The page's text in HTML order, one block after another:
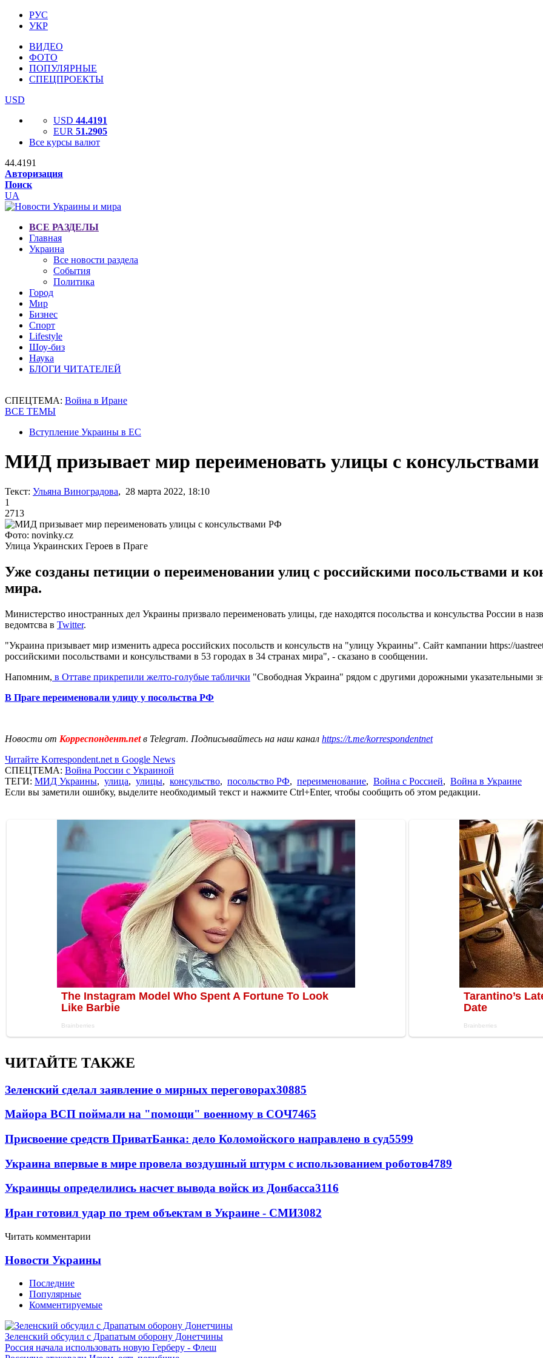
РУС
УКР
ВИДЕО
ФОТО
ПОПУЛЯРНЫЕ
СПЕЦПРОЕКТЫ
USD
USD 44.4191
EUR 51.2905
Все курсы валют
44.4191
Авторизация
Поиск
UA
ВСЕ РАЗДЕЛЫ
Главная
Украина
Все новости раздела
События
Политика
Город
Мир
Бизнес
Спорт
Lifestyle
Шоу-биз
Наука
БЛОГИ ЧИТАТЕЛЕЙ
СПЕЦТЕМА: Война в Иране
ВСЕ ТЕМЫ
Вступление Украины в ЕС
МИД призывает мир переименовать улицы с
Текст: Ульяна Виноградова, 28 марта 2022, 18:10
1
2713
Фото: novinky.cz
Улица Украинских Героев в Праге
Уже созданы петиции о переименовании улиц с российскими посольствами и
мира.
Министерство иностранных дел Украины призвало переименовать улицы, где находятся посольства и консульства России в
ведомтсва в Twitter.
"Украина призывает мир изменить адреса российских посольств и консульств на "улицу Украины". Сайт кампании https://
российскими посольствами и консульствами в 53 городах в 34 странах мира", - сказано в сообщении.
Напомним, в Оттаве прикрепили желто-голубые таблички "Свободная Украина" рядом с другими дорожными указательными
В Праге переименовали улицу у посольства РФ
Новости от Корреспондент.netв Telegram. Подписывайтесь на наш канал https://t.me/korrespondentnet
Читайте Korrespondent.net в Google News
СПЕЦТЕМА: Война России с Украиной
ТЕГИ: МИД Украины, улица, улицы, консульство, посольство РФ, переименование, Война с Россией, Война в Украине
Если вы заметили ошибку, выделите необходимый текст и нажмите Ctrl+Enter, чтобы сообщить об этом редакции.
ЧИТАЙТЕ ТАКЖЕ
Зеленский сделал заявление о мирных переговорах30885
Майора ВСП поймали на "помощи" военному в СОЧ7465
Присвоение средств ПриватБанка: дело Коломойского направлено в суд5599
Украина впервые в мире провела воздушный штурм с использованием роботов4789
Украинцы определились насчет вывода войск из Донбасса3116
Иран готовил удар по трем объектам в Украине - СМИ3082
Читать комментарии
Новости Украины
Последние
Популярные
Комментируемые
Зеленский обсудил с Драпатым оборону Донетчины
Россия начала использовать новую Герберу - Флеш